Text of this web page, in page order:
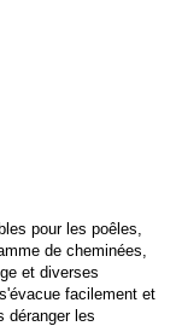
pour les poêles,
de cheminées,
et diverses
facilement et
déranger les